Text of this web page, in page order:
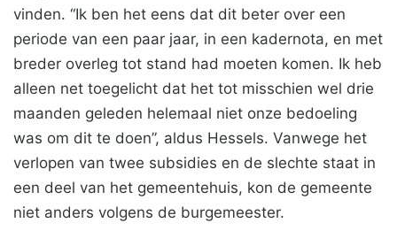
vinden. “Ik ben het eens dat dit beter over een
periode van een paar jaar, in een kadernota, en met
breder overleg tot stand had moeten komen. Ik heb
alleen net toegelicht dat het tot misschien wel drie
maanden geleden helemaal niet onze bedoeling
was om dit te doen”, aldus Hessels. Vanwege het
verlopen van twee subsidies en de slechte staat in
een deel van het gemeentehuis, kon de gemeente
niet anders volgens de burgemeester.